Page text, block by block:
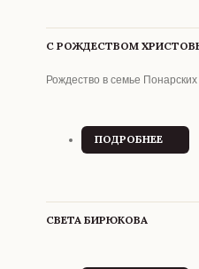
С РОЖДЕСТВОМ
Рождество в семье Понарских
ПОДРОБНЕЕ
СВЕТА БИРЮКОВА